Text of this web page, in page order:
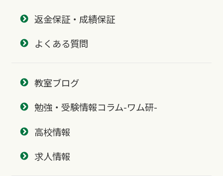
返金保証・成績保証
よくある質問
教室ブログ
勉強・受験情報コラム-ワム研-
高校情報
求人情報